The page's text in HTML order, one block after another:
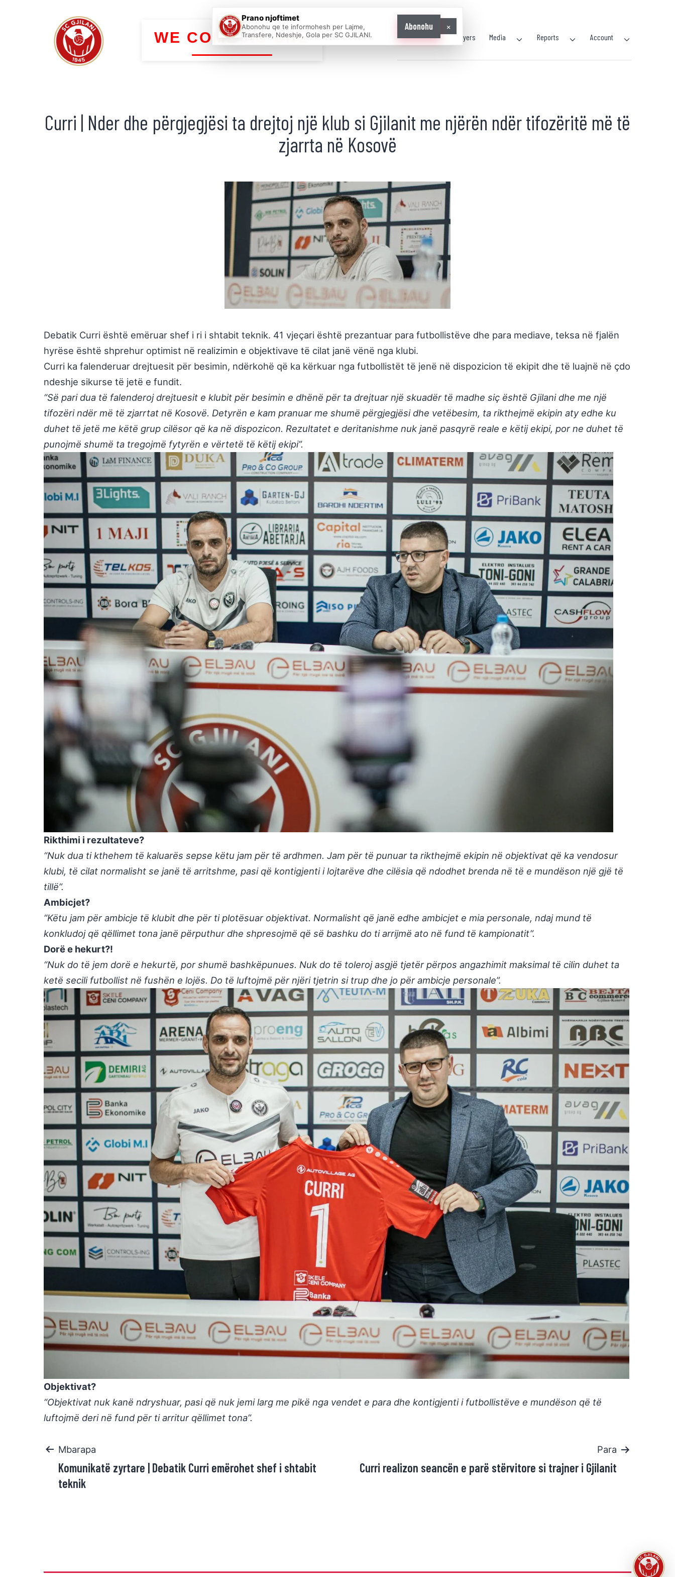
WE COME AS ONE Home News Players Media Reports Account
Curri | Nder dhe përgjegjësi ta drejtoj një klub si Gjilanit me njërën ndër tifozëritë më të
zjarrta në Kosovë
Debatik Curri është emëruar shef i ri i shtabit teknik. 41 vjeçari është prezantuar para futbollistëve dhe para mediave, teksa në fjalën
hyrëse është shprehur optimist në realizimin e objektivave të cilat janë vënë nga klubi.
Curri ka falenderuar drejtuesit për besimin, ndërkohë që ka kërkuar nga futbollistët të jenë në dispozicion të ekipit dhe të luajnë në çdo
ndeshje sikurse të jetë e fundit.
“Së pari dua të falenderoj drejtuesit e klubit për besimin e dhënë për ta drejtuar një skuadër të madhe siç është Gjilani dhe me një
tifozëri ndër më të zjarrtat në Kosovë. Detyrën e kam pranuar me shumë përgjegjësi dhe vetëbesim, ta rikthejmë ekipin aty edhe ku
duhet të jetë me këtë grup cilësor që ka në dispozicon. Rezultatet e deritanishme nuk janë pasqyrë reale e këtij ekipi, por ne duhet të
punojmë shumë ta tregojmë fytyrën e vërtetë të këtij ekipi”.
Rikthimi i rezultateve?
“Nuk dua ti kthehem të kaluarës sepse këtu jam për të ardhmen. Jam për të punuar ta rikthejmë ekipin në objektivat që ka vendosur
klubi, të cilat normalisht se janë të arritshme, pasi që kontigjenti i lojtarëve dhe cilësia që ndodhet brenda në të e mundëson një gjë të
tillë”.
Ambicjet?
“Këtu jam për ambicje të klubit dhe për ti plotësuar objektivat. Normalisht që janë edhe ambicjet e mia personale, ndaj mund të
konkludoj që qëllimet tona janë përputhur dhe shpresojmë që së bashku do ti arrijmë ato në fund të kampionatit”.
Dorë e hekurt?!
“Nuk do të jem dorë e hekurtë, por shumë bashkëpunues. Nuk do të toleroj asgjë tjetër përpos angazhimit maksimal të cilin duhet ta
ketë secili futbollist në fushën e lojës. Do të luftojmë për njëri tjetrin si trup dhe jo për ambicje personale”.
Objektivat?
“Objektivat nuk kanë ndryshuar, pasi që nuk jemi larg me pikë nga vendet e para dhe kontigjenti i futbollistëve e mundëson që të
luftojmë deri në fund për ti arritur qëllimet tona”.
Mbarapa
Komunikatë zyrtare | Debatik Curri emërohet shef i shtabit
teknik
Para
Curri realizon seancën e parë stërvitore si trajner i Gjilanit
Prano njoftimet
Abonohu qe te informohesh per Lajme,
Transfere, Ndeshje, Gola per SC GJILANI.
Abonohu ×